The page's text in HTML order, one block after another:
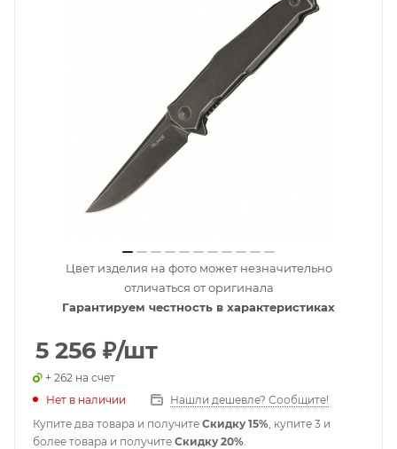
Цвет изделия на фото может незначительно
отличаться от оригинала
Гарантируем честность в характеристиках
5 256 ₽/шт
+ 262 на счет
Нет в наличии
Нашли дешевле? Сообщите!
Купите два товара и получите Скидку 15%, купите 3 и
более товара и получите Скидку 20%.